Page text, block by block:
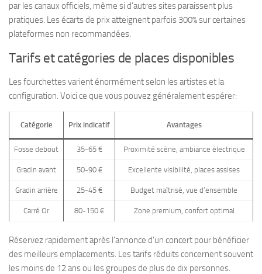
par les canaux officiels, même si d’autres sites paraissent plus
pratiques. Les écarts de prix atteignent parfois 300% sur certaines
plateformes non recommandées.
Tarifs et catégories de places disponibles
Les fourchettes varient énormément selon les artistes et la
configuration. Voici ce que vous pouvez généralement espérer:
Catégorie Prix indicatif Avantages
Fosse debout 35-65 € Proximité scène, ambiance électrique
Gradin avant 50-90 € Excellente visibilité, places assises
Gradin arrière 25-45 € Budget maîtrisé, vue d’ensemble
Carré Or 80-150 € Zone premium, confort optimal
Réservez rapidement après l’annonce d’un concert pour bénéficier
des meilleurs emplacements. Les tarifs réduits concernent souvent
les moins de 12 ans ou les groupes de plus de dix personnes.